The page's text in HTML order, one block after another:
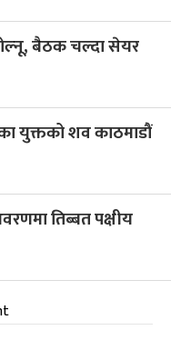
बैठक चल्दा सेयर
युक्तको शव काठमाडौं
तिब्बत पक्षीय